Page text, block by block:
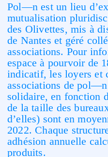
Pol—n est un lieu
mutualisation
des Olivettes, mis à
de Nantes et géré
associations. Pour
espace à pourvoir de
indicatif, les loyers et
associations de
solidaire, en fonction
de la taille des
d’elles) sont en
2022. Chaque
adhésion annuelle
produits.